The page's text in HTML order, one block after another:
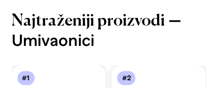
Najtraženiji proizvodi —
Umivaonici
#1 #2